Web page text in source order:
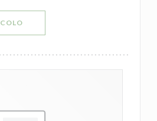
((APRE UNA NUOVA FINESTRA))